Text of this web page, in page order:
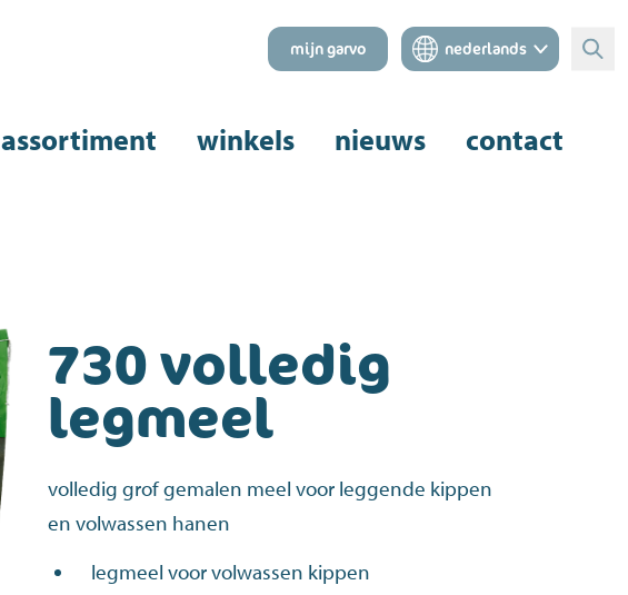
mijn garvo nederlands
assortiment winkels nieuws contact
730 volledig
legmeel
volledig grof gemalen meel voor leggende kippen
en volwassen hanen
legmeel voor volwassen kippen